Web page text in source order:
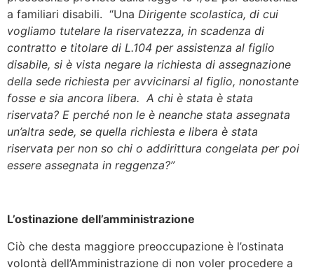
a familiari disabili. “Una Dirigente scolastica, di cui
vogliamo tutelare la riservatezza, in scadenza di
contratto e titolare di L.104 per assistenza al figlio
disabile, si è vista negare la richiesta di assegnazione
della sede richiesta per avvicinarsi al figlio, nonostante
fosse e sia ancora libera. A chi è stata è stata
riservata? E perché non le è neanche stata assegnata
un’altra sede, se quella richiesta e libera è stata
riservata per non so chi o addirittura congelata per poi
essere assegnata in reggenza?”
L’ostinazione dell’amministrazione
Ciò che desta maggiore preoccupazione è l’ostinata
volontà dell’Amministrazione di non voler procedere a